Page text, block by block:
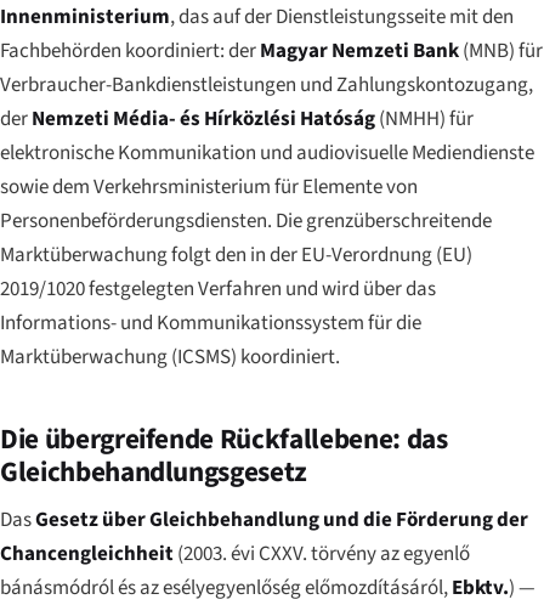
Innenministerium, das auf der Dienstleistungsseite mit den
Fachbehörden koordiniert: derMagyar Nemzeti Bank(MNB) für
Verbraucher-Bankdienstleistungen und Zahlungskontozugang,
derNemzeti Média- és Hírközlési Hatóság(NMHH) für
elektronische Kommunikation und audiovisuelle Mediendienste
sowie dem Verkehrsministerium für Elemente von
Personenbeförderungsdiensten. Die grenzüberschreitende
Marktüberwachung folgt den in der EU-Verordnung (EU)
2019/1020 festgelegten Verfahren und wird über das
Informations- und Kommunikationssystem für die
Marktüberwachung (ICSMS) koordiniert.
Die übergreifende Rückfallebene: das
Gleichbehandlungsgesetz
DasGesetz über Gleichbehandlung und die Förderung der
Chancengleichheit(2003. évi CXXV. törvény az egyenlő
bánásmódról és az esélyegyenlőség előmozdításáról,Ebktv.) —